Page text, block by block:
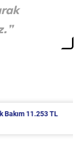
11.253 TL